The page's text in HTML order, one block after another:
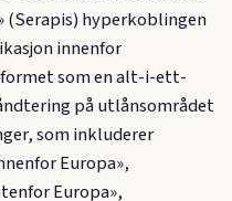
hyperkoblingen
innenfor
som en alt-i-ett-
på utlånsområdet
som inkluderer
Europa»,
Europa»,